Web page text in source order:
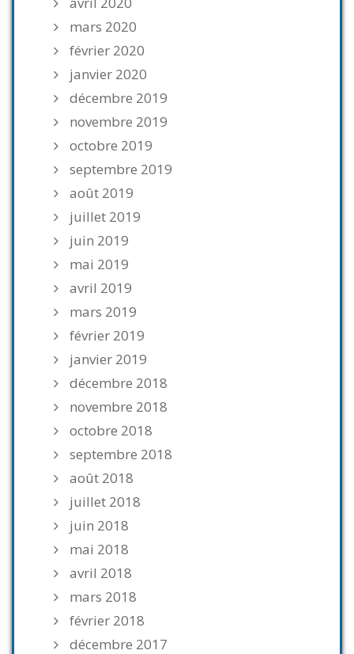
mars 2020
février 2020
janvier 2020
décembre 2019
novembre 2019
octobre 2019
septembre 2019
août 2019
juillet 2019
juin 2019
mai 2019
avril 2019
mars 2019
février 2019
janvier 2019
décembre 2018
novembre 2018
octobre 2018
septembre 2018
août 2018
juillet 2018
juin 2018
mai 2018
avril 2018
mars 2018
février 2018
décembre 2017